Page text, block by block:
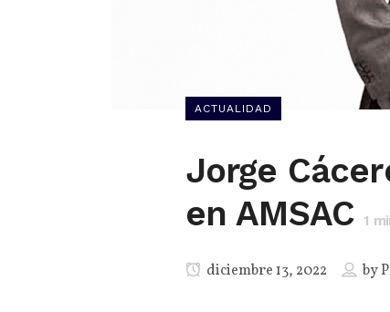
ACTUALIDAD
Jorge
en AMSAC 1
diciembre 13, 2022 by